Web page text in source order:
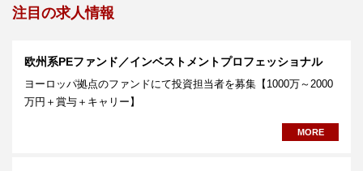
注目の求人情報
欧州系PEファンド／インベストメントプロフェッショナル
ヨーロッパ拠点のファンドにて投資担当者を募集【1000万～2000
万円＋賞与＋キャリー】
MORE